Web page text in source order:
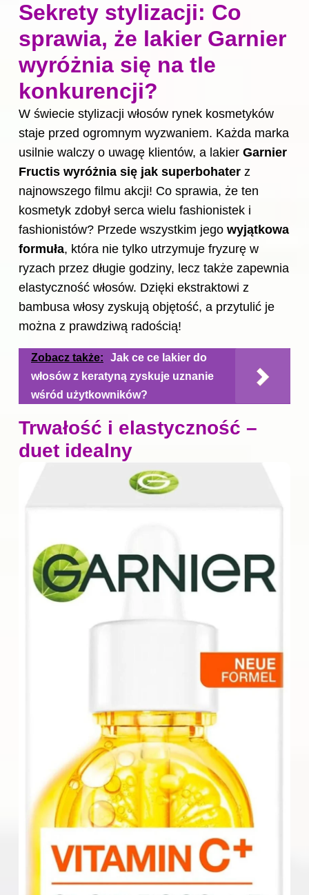
Sekrety stylizacji: Co
sprawia, że lakier Garnier
wyróżnia się na tle
konkurencji?
W świecie stylizacji włosów rynek kosmetyków
staje przed ogromnym wyzwaniem. Każda marka
usilnie walczy o uwagę klientów, a lakier Garnier
Fructis wyróżnia się jak superbohater z
najnowszego filmu akcji! Co sprawia, że ten
kosmetyk zdobył serca wielu fashionistek i
fashionistów? Przede wszystkim jego wyjątkowa
formuła, która nie tylko utrzymuje fryzurę w
ryzach przez długie godziny, lecz także zapewnia
elastyczność włosów. Dzięki ekstraktowi z
bambusa włosy zyskują objętość, a przytulić je
można z prawdziwą radością!
Zobacz także:
Jak ce ce lakier do
włosów z keratyną zyskuje uznanie
wśród użytkowników?
Trwałość i elastyczność –
duet idealny